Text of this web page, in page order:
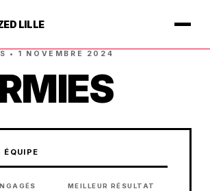
LILLE
• 1 NOVEMBRE 2024
ÉQUIPE
MEILLEUR RÉSULTAT